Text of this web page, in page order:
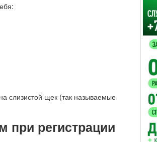
слизистой щек (так называемые
регистрации